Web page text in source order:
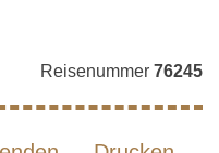
Reisenummer 76245